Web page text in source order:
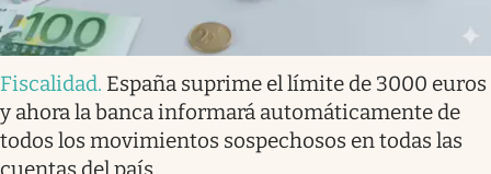
Fiscalidad. España suprime el límite de 3000 euros
y ahora la banca informará automáticamente de
todos los movimientos sospechosos en todas las